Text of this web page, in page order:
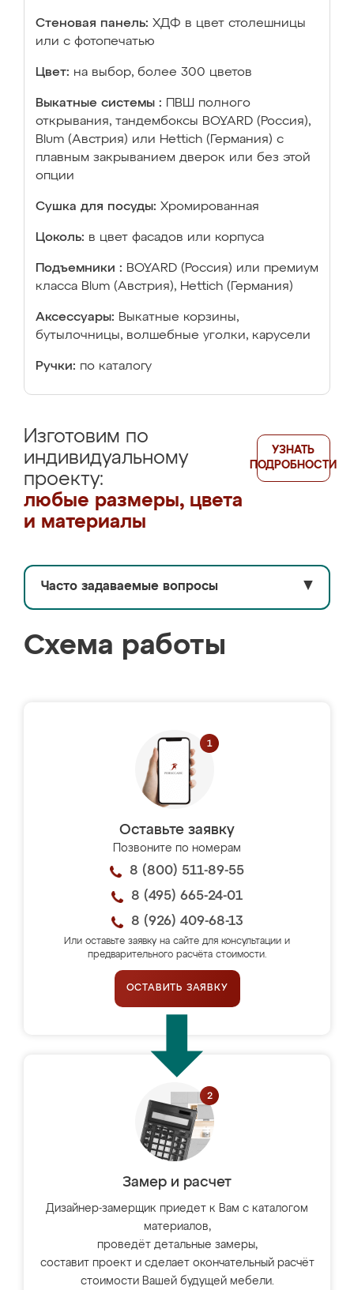
Стеновая панель: ХДФ в цвет столешницы
или с фотопечатью
Цвет: на выбор, более 300 цветов
Выкатные системы :
ПВШ полного
открывания, тандембоксы BOYARD (Россия),
Blum (Австрия) или Hettich (Германия) с
плавным закрыванием дверок или без этой
опции
Сушка для посуды: Хромированная
Цоколь: в цвет фасадов или корпуса
Подъемники : BOYARD (Россия) или премиум
класса Blum (Австрия), Hettich (Германия)
Аксессуары: Выкатные корзины,
бутылочницы, волшебные уголки, карусели
Ручки: по каталогу
Изготовим по
индивидуальному
проекту:
любые размеры, цвета
и материалы
УЗНАТЬ
ПОДРОБНОСТИ
Часто задаваемые вопросы ▼
Схема работы
Оставьте заявку
Позвоните по номерам
8 (800) 511-89-55
8 (495) 665-24-01
8 (926) 409-68-13
Или оставьте заявку на сайте для консультации и
предварительного расчёта стоимости.
ОСТАВИТЬ ЗАЯВКУ
Замер и расчет
Дизайнер-замерщик приедет к Вам с каталогом
материалов,
проведёт детальные замеры,
составит проект и сделает окончательный расчёт
стоимости Вашей будущей мебели.